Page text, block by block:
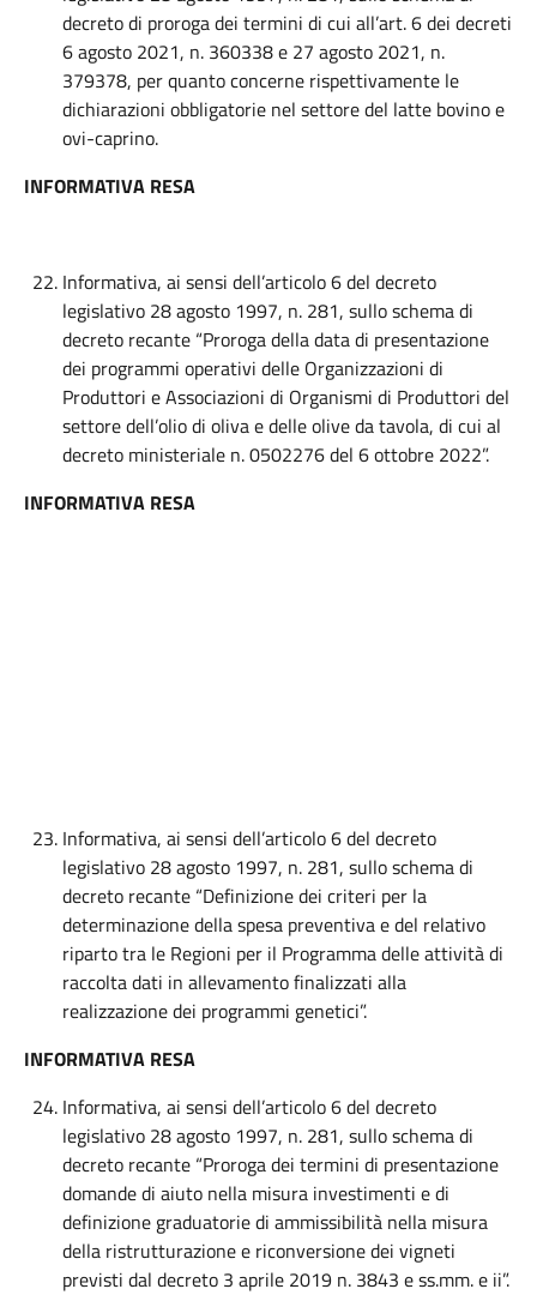
decreto di proroga dei termini di cui all’art. 6 dei decreti
6 agosto 2021, n. 360338 e 27 agosto 2021, n.
379378, per quanto concerne rispettivamente le
dichiarazioni obbligatorie nel settore del latte bovino e
ovi-caprino.
INFORMATIVA RESA
Informativa, ai sensi dell’articolo 6 del decreto
legislativo 28 agosto 1997, n. 281, sullo schema di
decreto recante “Proroga della data di presentazione
dei programmi operativi delle Organizzazioni di
Produttori e Associazioni di Organismi di Produttori del
settore dell’olio di oliva e delle olive da tavola, di cui al
decreto ministeriale n. 0502276 del 6 ottobre 2022”.
INFORMATIVA RESA
Informativa, ai sensi dell’articolo 6 del decreto
legislativo 28 agosto 1997, n. 281, sullo schema di
decreto recante “Definizione dei criteri per la
determinazione della spesa preventiva e del relativo
riparto tra le Regioni per il Programma delle attività di
raccolta dati in allevamento finalizzati alla
realizzazione dei programmi genetici”.
INFORMATIVA RESA
Informativa, ai sensi dell’articolo 6 del decreto
legislativo 28 agosto 1997, n. 281, sullo schema di
decreto recante “Proroga dei termini di presentazione
domande di aiuto nella misura investimenti e di
definizione graduatorie di ammissibilità nella misura
della ristrutturazione e riconversione dei vigneti
previsti dal decreto 3 aprile 2019 n. 3843 e ss.mm. e ii”.